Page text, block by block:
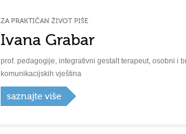
ZA PRAKTIČAN ŽIVOT PIŠE
Ivana Grabar
prof. pedagogije, integrativni gestalt terapeut, osobni i
komunikacijskih vještina
saznajte više